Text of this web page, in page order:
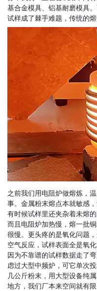
基合金模具、铝基耐磨模具
试样成了棘手难题，传统的
之前我们用电阻炉做熔炼，
事。金属粉末熔点本就敏感
有时候试样里还夹杂着未熔
而且电阻炉加热慢，熔一批
很慢。更头疼的是氧化问题
空气反应，试样表面全是氧
因为不靠谱的试样数据走了
虑过大型中频炉，可它单次
几公斤粉末，用大型设备纯
地方，我们厂本来空间就有限